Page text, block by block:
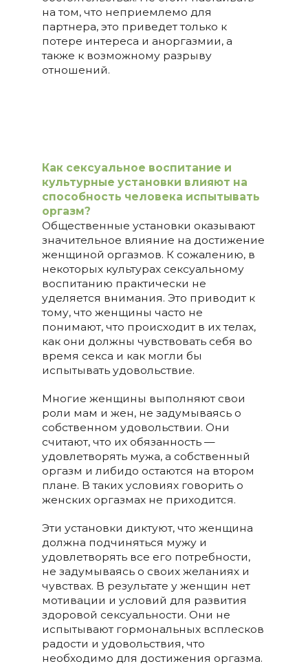
на том, что неприемлемо для
партнера, это приведет только к
потере интереса и аноргазмии, а
также к возможному разрыву
отношений.
Как сексуальное воспитание и
культурные установки влияют на
способность человека испытывать
оргазм?
Общественные установки оказывают
значительное влияние на достижение
женщиной оргазмов. К сожалению, в
некоторых культурах сексуальному
воспитанию практически не
уделяется внимания. Это приводит к
тому, что женщины часто не
понимают, что происходит в их телах,
как они должны чувствовать себя во
время секса и как могли бы
испытывать удовольствие.
Многие женщины выполняют свои
роли мам и жен, не задумываясь о
собственном удовольствии. Они
считают, что их обязанность —
удовлетворять мужа, а собственный
оргазм и либидо остаются на втором
плане. В таких условиях говорить о
женских оргазмах не приходится.
Эти установки диктуют, что женщина
должна подчиняться мужу и
удовлетворять все его потребности,
не задумываясь о своих желаниях и
чувствах. В результате у женщин нет
мотивации и условий для развития
здоровой сексуальности. Они не
испытывают гормональных всплесков
радости и удовольствия, что
необходимо для достижения оргазма.